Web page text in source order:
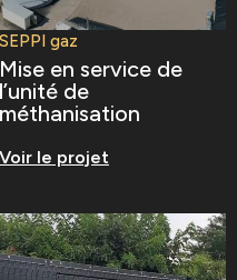
SEPPI gaz
Mise en service de
l’unité de
méthanisation
Voir le projet